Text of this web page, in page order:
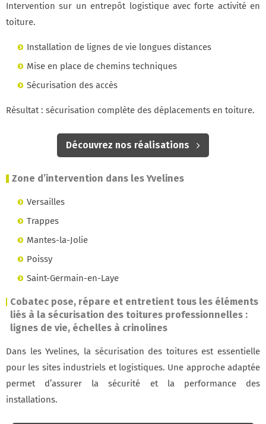
Intervention sur un entrepôt logistique avec forte activité en
toiture.
Installation de lignes de vie longues distances
Mise en place de chemins techniques
Sécurisation des accès
Résultat : sécurisation complète des déplacements en toiture.
Découvrez nos réalisations
Zone d’intervention dans les Yvelines
Versailles
Trappes
Mantes-la-Jolie
Poissy
Saint-Germain-en-Laye
Cobatec pose, répare et entretient tous les éléments
liés à la sécurisation des toitures professionnelles :
lignes de vie, échelles à crinolines
Dans les Yvelines, la sécurisation des toitures est essentielle
pour les sites industriels et logistiques. Une approche adaptée
permet d’assurer la sécurité et la performance des
installations.